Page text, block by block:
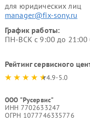
для юридических лиц
manager@fix-sony.ru
График работы:
ПН-ВСК с 9:00 до 21:00
Рейтинг сервисного
4.9-5.0
ООО "Русервис"
ИНН 7702633247
ОГРН 1077746335776